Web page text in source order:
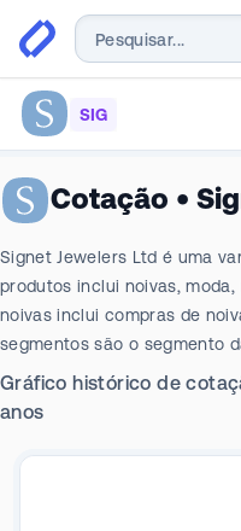
SIG
Cotação •
Signet Jewelers Ltd é uma
produtos inclui noivas,
noivas inclui compras de
segmentos são o segmento
e o Outro. O segmento da
Gráfico histórico de
anos